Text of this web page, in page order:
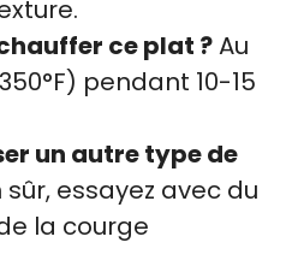
ce plat ?Au
pendant 10-15
un autre type de
sûr, essayez avec du
la courge